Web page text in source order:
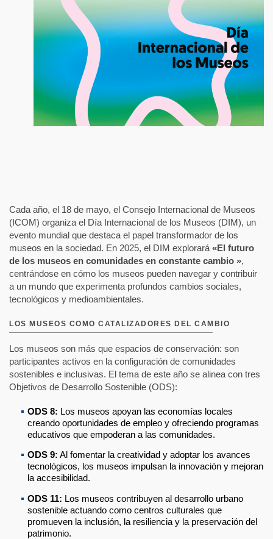
Cada año, el 18 de mayo, el Consejo Internacional de Museos
(ICOM) organiza el Día Internacional de los Museos (DIM), un
evento mundial que destaca el papel transformador de los
museos en la sociedad. En 2025, el DIM explorará «El futuro
de los museos en comunidades en constante cambio »,
centrándose en cómo los museos pueden navegar y contribuir
a un mundo que experimenta profundos cambios sociales,
tecnológicos y medioambientales.
LOS MUSEOS COMO CATALIZADORES DEL CAMBIO
Los museos son más que espacios de conservación: son
participantes activos en la configuración de comunidades
sostenibles e inclusivas. El tema de este año se alinea con tres
Objetivos de Desarrollo Sostenible (ODS):
ODS 8: Los museos apoyan las economías locales
creando oportunidades de empleo y ofreciendo programas
educativos que empoderan a las comunidades.
ODS 9: Al fomentar la creatividad y adoptar los avances
tecnológicos, los museos impulsan la innovación y mejoran
la accesibilidad.
ODS 11: Los museos contribuyen al desarrollo urbano
sostenible actuando como centros culturales que
promueven la inclusión, la resiliencia y la preservación del
patrimonio.